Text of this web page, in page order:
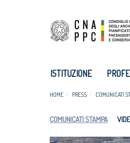
ISTITUZIONE
HOME PRESS COMUNICATI
COMUNICATI STAMPA